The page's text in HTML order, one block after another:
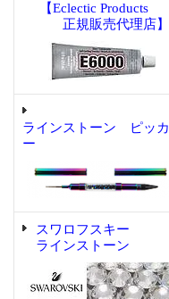
【Eclectic Products
正規販売代理店】
ラインストーン ピッカ
ー
スワロフスキー
ラインストーン